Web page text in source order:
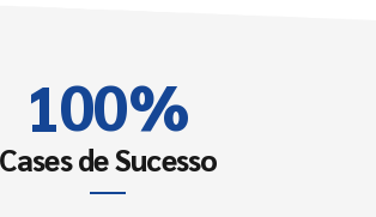
1
2
00%
Cases de Sucesso
3
4